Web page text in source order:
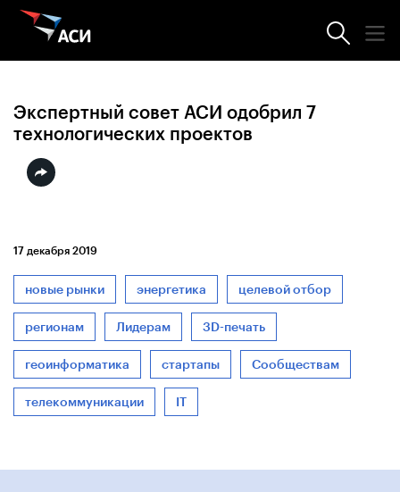
Новости АСИ
Экспертный совет АСИ одобрил 7
технологических проектов
17 декабря 2019
новые рынки энергетика целевой отбор
регионам Лидерам 3D-печать
геоинформатика стартапы Сообществам
телекоммуникации IT